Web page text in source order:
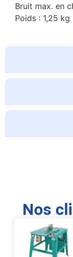
Bruit max. en
Poids : 1,25 kg
Nos